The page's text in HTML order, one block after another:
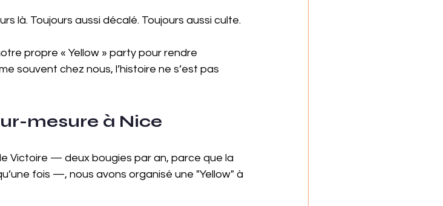
là. Toujours aussi décalé. Toujours aussi culte.
propre « Yellow » party pour rendre
souvent chez nous, l’histoire ne s’est pas
mesure à Nice
Victoire — deux bougies par an, parce que la
fois —, nous avons organisé une "Yellow" à